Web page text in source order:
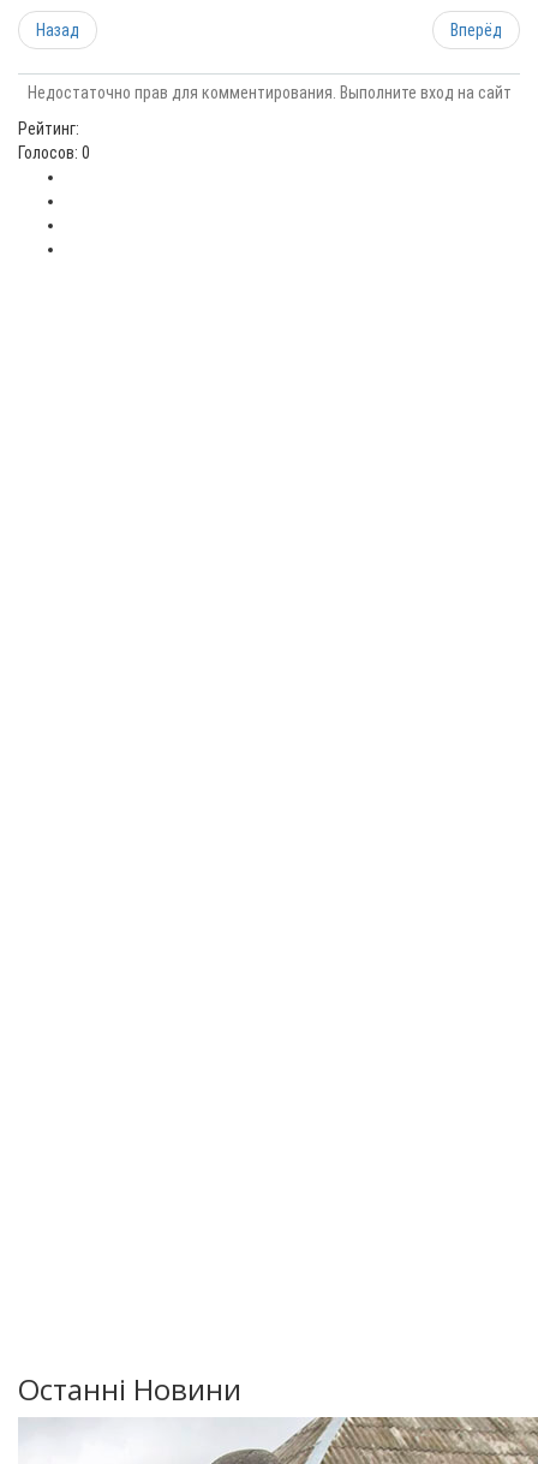
Назад Вперёд
Недостаточно прав для комментирования. Выполните вход на сайт
Рейтинг:
Голосов: 0
Останні Новини